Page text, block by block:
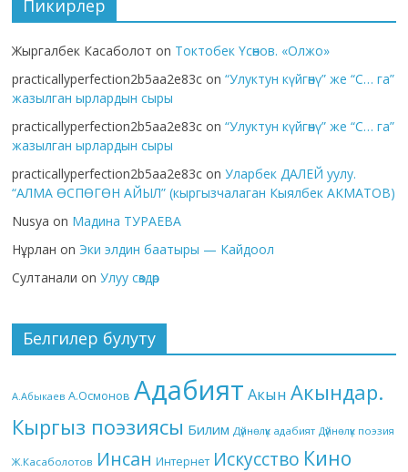
Пикирлер
Жыргалбек Касаболот on Токтобек Үсөнов. «Олжо»
practicallyperfection2b5aa2e83c on“Улуктун күйгөнү” же “С… га”
жазылган ырлардын сыры
practicallyperfection2b5aa2e83c on“Улуктун күйгөнү” же “С… га”
жазылган ырлардын сыры
practicallyperfection2b5aa2e83c onУларбек ДАЛЕЙ уулу.
“АЛМА ӨСПӨГӨН АЙЫЛ” (кыргызчалаган Кыялбек АКМАТОВ)
Nusya on Мадина ТУРАЕВА
Нұрлан on Эки элдин баатыры — Кайдоол
Султанали onУлуу сөздөр
Белгилер булуту
А.Абыкаев А.Осмонов Адабият Акын Акындар.
Кыргыз поэзиясы Билим Дүйнөлүк адабият Дүйнөлүк поэзия
Ж.Касаболотов Инсан Интернет Искусство Кино